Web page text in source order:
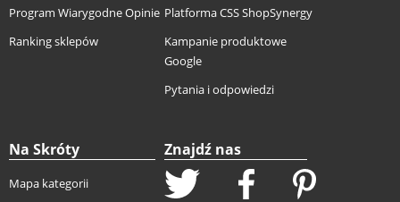
Program Wiarygodne Opinie
Ranking sklepów
Platforma CSS ShopSynergy
Kampanie produktowe
Google
Pytania i odpowiedzi
Na Skróty
Mapa kategorii
Znajdź nas